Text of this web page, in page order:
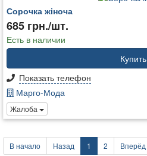
Сорочка жіноча
685 грн./шт.
Есть в наличии
Купить
Показать телефон
Марго-Мода
Жалоба
В начало Назад 1 2 Вперёд